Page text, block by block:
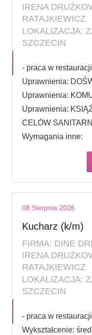
IRENA
RATAJKIEWICZ
LOKALIZACJA:
SZCZECIN
- praca w
Uprawnienia:
Uprawnienia:
Uprawnienia:
CELÓW
Wymagania inne:
08 Sierpnia 2026
Kucharz (k/m)
FIRMA: DINE
IRENA
RATAJKIEWICZ
LOKALIZACJA:
SZCZECIN
- praca w
Wykształcenie: